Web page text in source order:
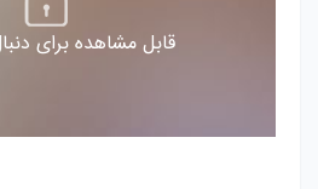
قابل مشاهده برای